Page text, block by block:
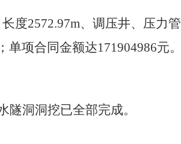
度2572.97m、调压井、压力管
项合同金额达171904986元。
隧洞洞挖已全部完成。